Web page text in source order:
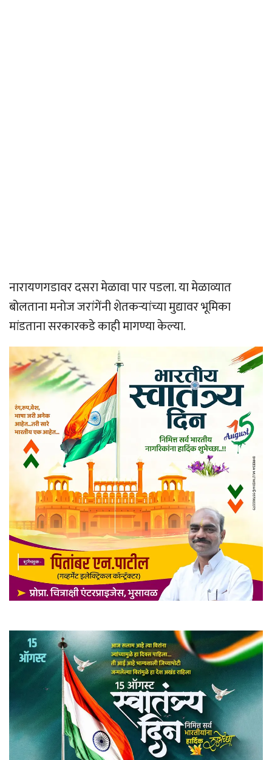
नारायणगडावर दसरा मेळावा पार पडला. या मेळाव्यात
बोलताना मनोज जरांगेंनी शेतकर्‍यांच्या मुद्यावर भूमिका
मांडताना सरकारकडे काही मागण्या केल्या.